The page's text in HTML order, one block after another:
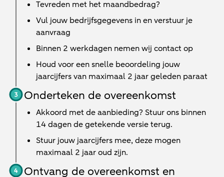
Tevreden met het maandbedrag?
Vul jouw bedrijfsgegevens in en verstuur je
aanvraag
Binnen 2 werkdagen nemen wij contact op
Houd voor een snelle beoordeling jouw
jaarcijfers van maximaal 2 jaar geleden paraat
Onderteken de overeenkomst
Akkoord met de aanbieding? Stuur ons binnen
14 dagen de getekende versie terug.
Stuur jouw jaarcijfers mee, deze mogen
maximaal 2 jaar oud zijn.
Ontvang de overeenkomst en